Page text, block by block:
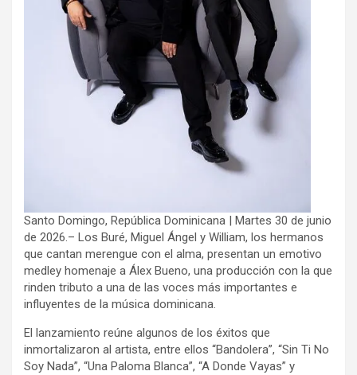
Santo Domingo, República Dominicana | Martes 30 de junio
de 2026.– Los Buré, Miguel Ángel y William, los hermanos
que cantan merengue con el alma, presentan un emotivo
medley homenaje a Álex Bueno, una producción con la que
rinden tributo a una de las voces más importantes e
influyentes de la música dominicana.
El lanzamiento reúne algunos de los éxitos que
inmortalizaron al artista, entre ellos “Bandolera”, “Sin Ti No
Soy Nada”, “Una Paloma Blanca”, “A Donde Vayas” y